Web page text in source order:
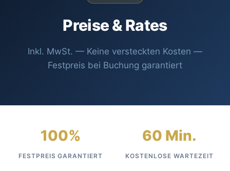
Preise & Rates
Inkl. MwSt. — Keine versteckten Kosten —
Festpreis bei Buchung garantiert
100%
FESTPREIS GARANTIERT
60 Min.
KOSTENLOSE WARTEZEIT